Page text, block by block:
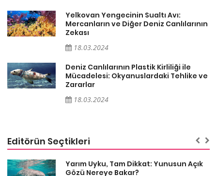
Yelkovan Yengecinin Sualtı Avı:
Mercanların ve Diğer Deniz Canlılarının
Zekası
18.03.2024
Deniz Canlılarının Plastik Kirliliği ile
Mücadelesi: Okyanuslardaki Tehlike ve
Zararlar
18.03.2024
Editörün Seçtikleri
Yarım Uyku, Tam Dikkat: Yunusun Açık
Gözü Nereye Bakar?